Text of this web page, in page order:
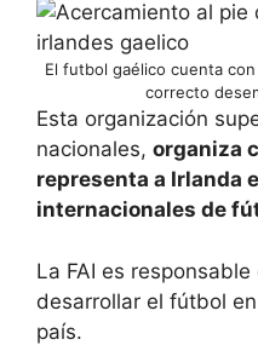
El futbol gaélico cuenta
correcto
Esta organización
nacionales, organiza
representa a Irlanda
internacionales de
La FAI es
desarrollar el fútbol
país.